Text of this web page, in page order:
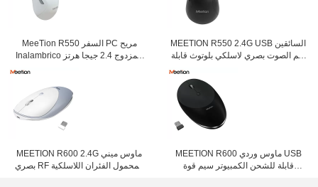
MeeTion R550 السفر PC مريح
Inalambrico المزدوج 2.4 جيجا هرتز
واي فاي صامت قابلة للشحن محمول
MEETION R550 2.4G USB السائقين
كتم الصوت بصري لاسلكي بلوتوث قابلة
MEETION R600 2.4G ماوس ميني
بصري RF المحمول الفئران اللاسلكية
MEETION R600 ماوس وردي USB
قابلة للشحن الكمبيوتر سيم قوة